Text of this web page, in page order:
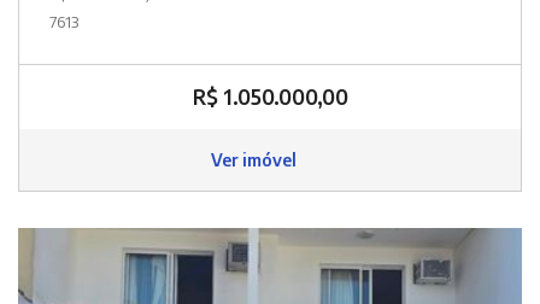
7613
R$ 1.050.000,00
Ver imóvel